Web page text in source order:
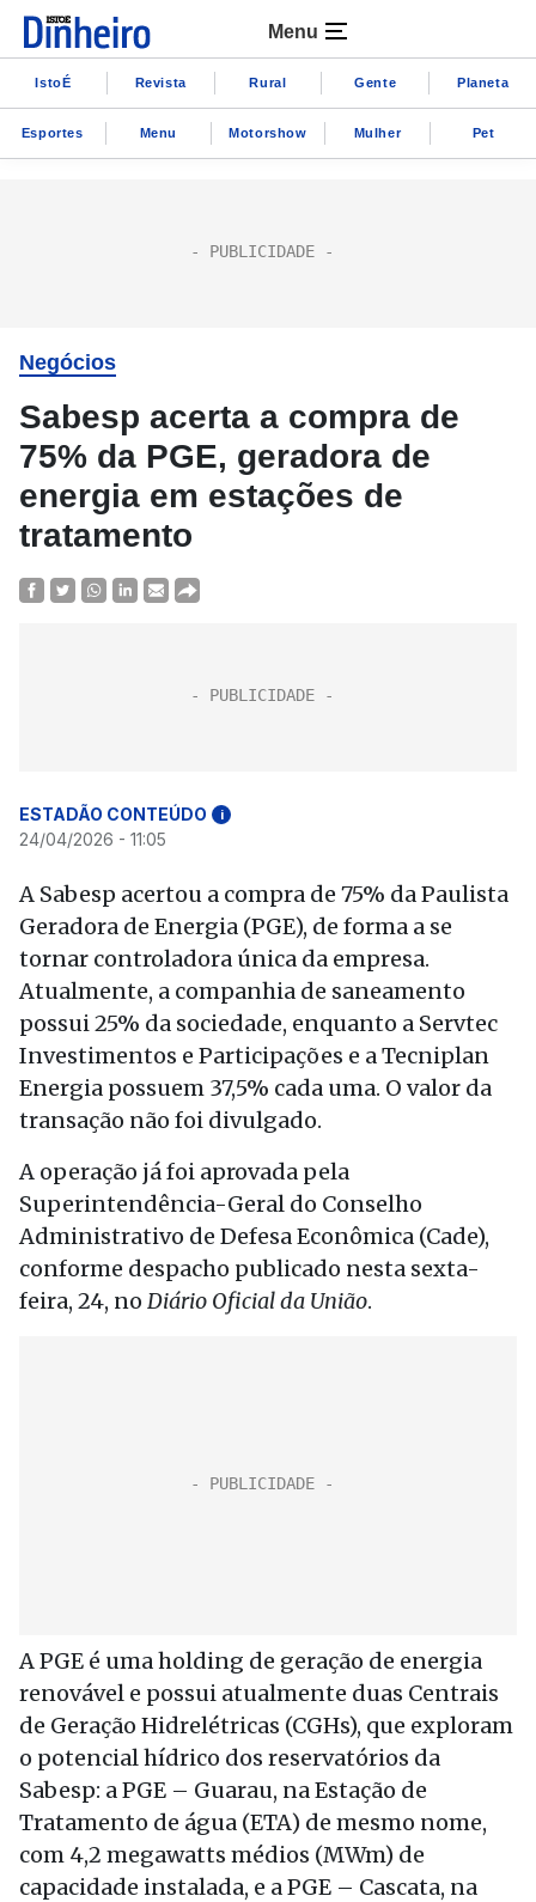
Menu
IstoÉ Revista Rural Gente Planeta
Esportes Menu Motorshow Mulher Pet
Negócios
Sabesp acerta a compra de
75% da PGE, geradora de
energia em estações de
tratamento
ESTADÃO CONTEÚDO i
24/04/2026 - 11:05
A Sabesp acertou a compra de 75% da Paulista
Geradora de Energia (PGE), de forma a se
tornar controladora única da empresa.
Atualmente, a companhia de saneamento
possui 25% da sociedade, enquanto a Servtec
Investimentos e Participações e a Tecniplan
Energia possuem 37,5% cada uma. O valor da
transação não foi divulgado.
A operação já foi aprovada pela
Superintendência-Geral do Conselho
Administrativo de Defesa Econômica (Cade),
conforme despacho publicado nesta sexta-
feira, 24, no Diário Oficial da União.
A PGE é uma holding de geração de energia
renovável e possui atualmente duas Centrais
de Geração Hidrelétricas (CGHs), que exploram
o potencial hídrico dos reservatórios da
Sabesp: a PGE – Guarau, na Estação de
Tratamento de água (ETA) de mesmo nome,
com 4,2 megawatts médios (MWm) de
capacidade instalada, e a PGE – Cascata, na